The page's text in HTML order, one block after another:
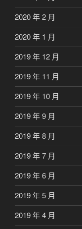
2020 年 2 月
2020 年 1 月
2019 年 12 月
2019 年 11 月
2019 年 10 月
2019 年 9 月
2019 年 8 月
2019 年 7 月
2019 年 6 月
2019 年 5 月
2019 年 4 月